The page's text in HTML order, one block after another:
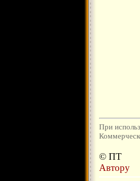
При
© ПТ
Автору